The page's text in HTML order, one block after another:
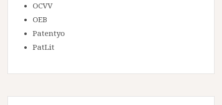
OCVV
OEB
Patentyo
PatLit